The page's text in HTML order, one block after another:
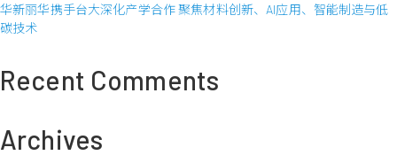
华新丽华携手台大深化产学合作 聚焦材料创新、AI应用、智能制造与低
碳技术
Recent Comments
Archives